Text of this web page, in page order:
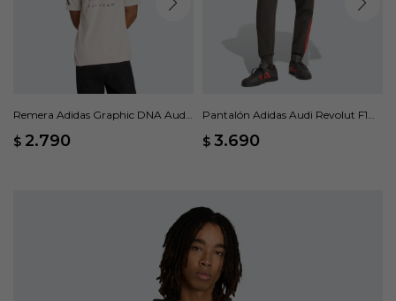
Remera Adidas Graphic DNA Audi
$ 2.790
Pantalón Adidas Audi Revolut F1®
$ 3.690